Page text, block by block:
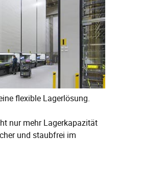
flexible Lagerlösung.
nur mehr Lagerkapazität
und staubfrei im